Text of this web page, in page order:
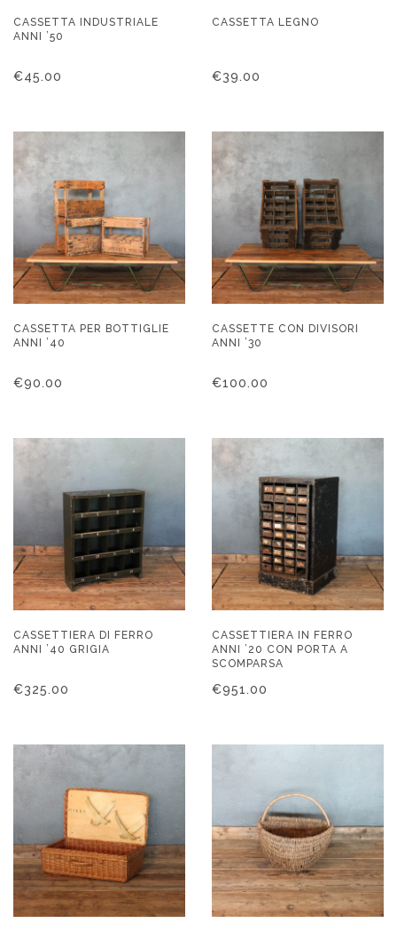
CASSETTA INDUSTRIALE
ANNI ’50
€45.00
CASSETTA LEGNO
€39.00
CASSETTA PER BOTTIGLIE
ANNI ’40
€90.00
CASSETTE CON DIVISORI
ANNI ’30
€100.00
CASSETTIERA DI FERRO
ANNI ’40 GRIGIA
€325.00
CASSETTIERA IN FERRO
ANNI ’20 CON PORTA A
SCOMPARSA
€951.00